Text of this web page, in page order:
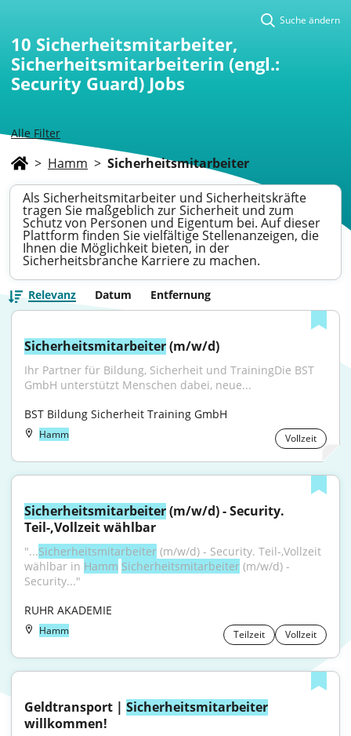
Alle Filter
Suche ändern
10 Sicherheitsmitarbeiter,
Sicherheitsmitarbeiterin (engl.:
Security Guard) Jobs
> Hamm > Sicherheitsmitarbeiter
Als Sicherheitsmitarbeiter und Sicherheitskräfte
tragen Sie maßgeblich zur Sicherheit und zum
Schutz von Personen und Eigentum bei. Auf dieser
Plattform finden Sie vielfältige Stellenanzeigen, die
Ihnen die Möglichkeit bieten, in der
Sicherheitsbranche Karriere zu machen.
Relevanz Datum Entfernung
Sicherheitsmitarbeiter (m/w/d)
Ihr Partner für Bildung, Sicherheit und TrainingDie BST
GmbH unterstützt Menschen dabei, neue...
BST Bildung Sicherheit Training GmbH
Hamm Vollzeit
Sicherheitsmitarbeiter (m/w/d) - Security.
Teil-,Vollzeit wählbar
"...Sicherheitsmitarbeiter (m/w/d) - Security. Teil-,Vollzeit
wählbar in Hamm Sicherheitsmitarbeiter (m/w/d) -
Security..."
RUHR AKADEMIE
Hamm Teilzeit Vollzeit
Geldtransport | Sicherheitsmitarbeiter
willkommen!